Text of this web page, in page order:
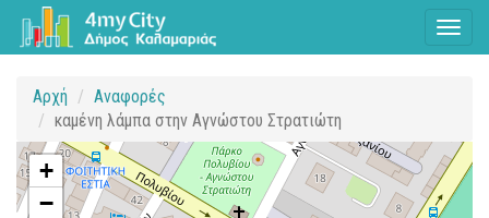
Αρχή
Αναφορές
καμένη λάμπα στην Αγνώστου Στρατιώτη
+
−